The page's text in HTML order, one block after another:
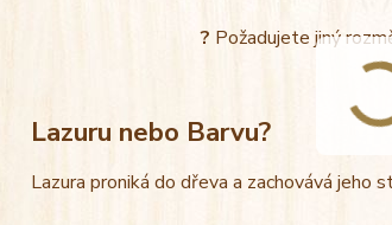
? Požadujete jiný
Lazuru nebo Barvu?
Lazura proniká do dřeva a zachovává jeho